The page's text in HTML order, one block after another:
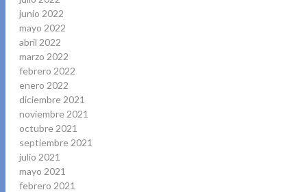
junio 2022
mayo 2022
abril 2022
marzo 2022
febrero 2022
enero 2022
diciembre 2021
noviembre 2021
octubre 2021
septiembre 2021
julio 2021
mayo 2021
febrero 2021